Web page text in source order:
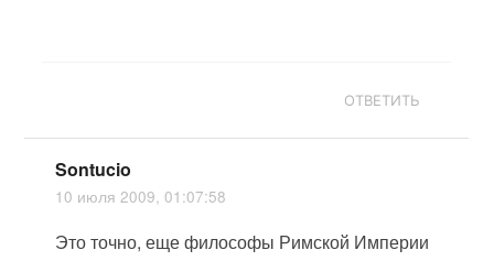
ОТВЕТИТЬ
Sontucio
10 июля 2009, 01:07:58
Это точно, еще философы Римской Империи